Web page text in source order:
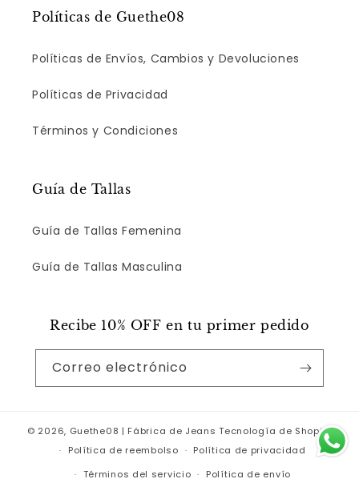
Políticas de Guethe08
Políticas de Envíos, Cambios y Devoluciones
Políticas de Privacidad
Términos y Condiciones
Guía de Tallas
Guía de Tallas Femenina
Guía de Tallas Masculina
Recibe 10% OFF en tu primer pedido
Correo electrónico
© 2026, Guethe08 | Fábrica de Jeans Tecnología de Shopify
Política de reembolso
Política de privacidad
Términos del servicio
Política de envío